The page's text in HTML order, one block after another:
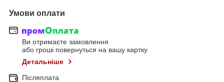
Умови оплати
Ви отримаєте замовлення
або гроші повернуться на вашу картку
Детальніше
Післяплата